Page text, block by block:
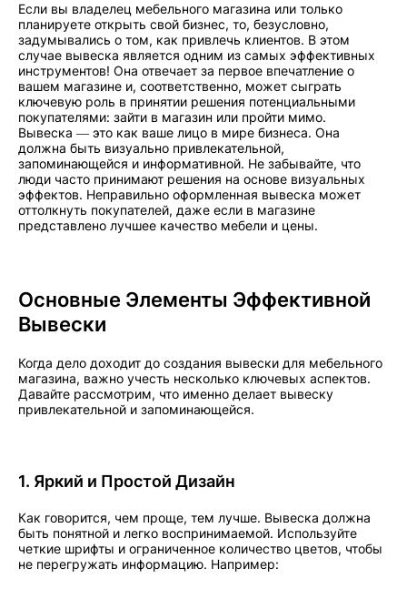
Если вы владелец мебельного магазина или только
планируете открыть свой бизнес, то, безусловно,
задумывались о том, как привлечь клиентов. В этом
случае вывеска является одним из самых эффективных
инструментов! Она отвечает за первое впечатление о
вашем магазине и, соответственно, может сыграть
ключевую роль в принятии решения потенциальными
покупателями: зайти в магазин или пройти мимо.
Вывеска — это как ваше лицо в мире бизнеса. Она
должна быть визуально привлекательной,
запоминающейся и информативной. Не забывайте, что
люди часто принимают решения на основе визуальных
эффектов. Неправильно оформленная вывеска может
оттолкнуть покупателей, даже если в магазине
представлено лучшее качество мебели и цены.
Основные Элементы Эффективной
Вывески
Когда дело доходит до создания вывески для мебельного
магазина, важно учесть несколько ключевых аспектов.
Давайте рассмотрим, что именно делает вывеску
привлекательной и запоминающейся.
1. Яркий и Простой Дизайн
Как говорится, чем проще, тем лучше. Вывеска должна
быть понятной и легко воспринимаемой. Используйте
четкие шрифты и ограниченное количество цветов, чтобы
не перегружать информацию. Например: